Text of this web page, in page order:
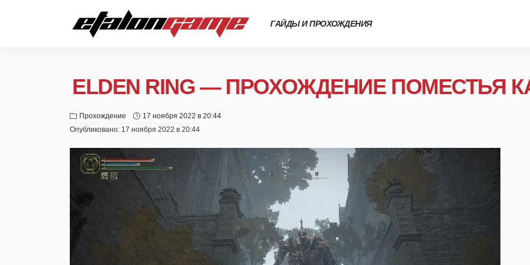
ГАЙДЫ И ПРОХОЖДЕНИЯ
ELDEN RING — ПРОХОЖДЕНИЕ ПОМЕСТЬЯ
Прохождение
17 ноября 2022 в 20:44
Опубликовано: 17 ноября 2022 в 20:44